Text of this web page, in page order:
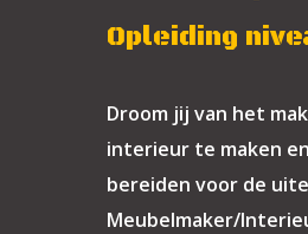
Opleiding
Droom jij van het
interieur te maken
bereiden voor de
Meubelmaker/